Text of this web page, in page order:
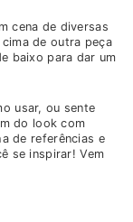
cena de diversas
de outra peça
baixo para dar um
usar, ou sente
do look com
de referências e
se inspirar! Vem